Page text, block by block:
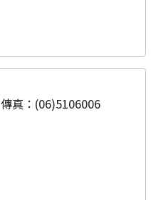
傳真：(06)5106006